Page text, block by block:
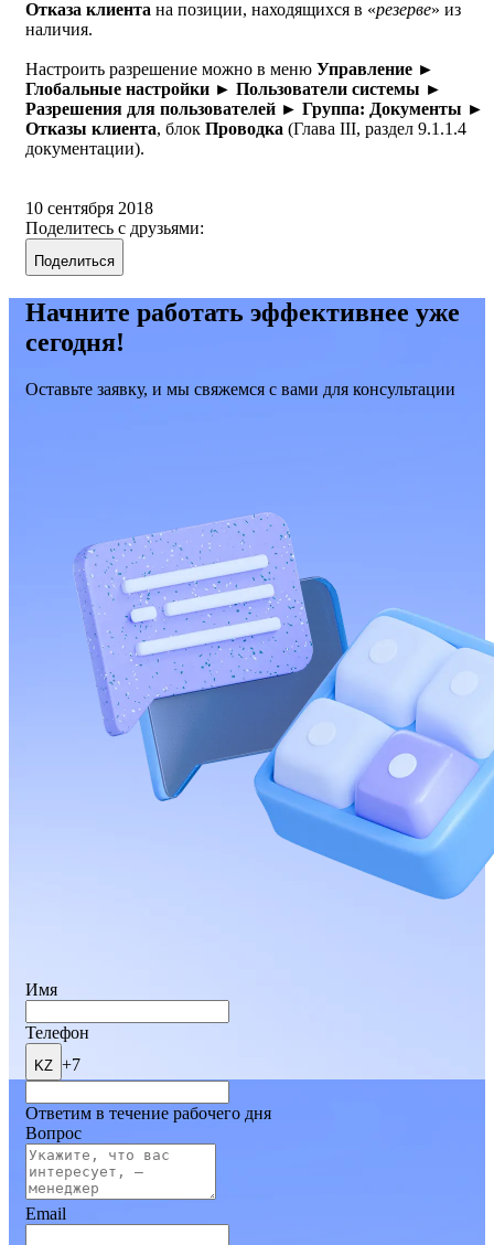
Отказа клиента на позиции, находящихся в «резерве» из
наличия.
Настроить разрешение можно в меню Управление ►
Глобальные настройки ► Пользователи системы ►
Разрешения для пользователей ► Группа: Документы ►
Отказы клиента, блок Проводка (Глава III, раздел 9.1.1.4
документации).
10 сентября 2018
Поделитесь с друзьями:
Поделиться
Начните работать эффективнее уже
сегодня!
Оставьте заявку, и мы свяжемся с вами для консультации
Имя
Телефон
KZ +7
Ответим в течение рабочего дня
Вопрос
Email